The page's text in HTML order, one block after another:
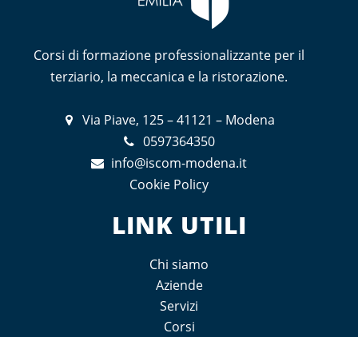
Corsi di formazione professionalizzante per il
terziario, la meccanica e la ristorazione.
Via Piave, 125 – 41121 – Modena
0597364350
info@iscom-modena.it
Cookie Policy
LINK UTILI
Chi siamo
Aziende
Servizi
Corsi